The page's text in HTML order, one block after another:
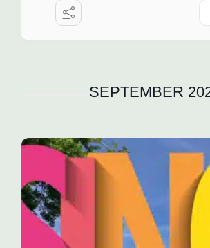
SEPTEMBER